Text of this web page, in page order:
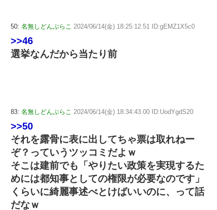
50: 名無しどんぶらこ 2024/06/14(金) 18:25:12.51 ID:gEMZ1X5c0
>>46
選挙なんだから当たり前
83: 名無しどんぶらこ 2024/06/14(金) 18:34:43.00 ID:UodYgdS20
>>50
それを露骨に表に出してちゃ票は取れねー
ぞ？っていうツッコミだよｗ
そこは建前でも「やりたい政策を実現するた
めには都知事としての権限が必要なのです」
くらいに綺麗事述べとけばいいのに、って話
だなｗ